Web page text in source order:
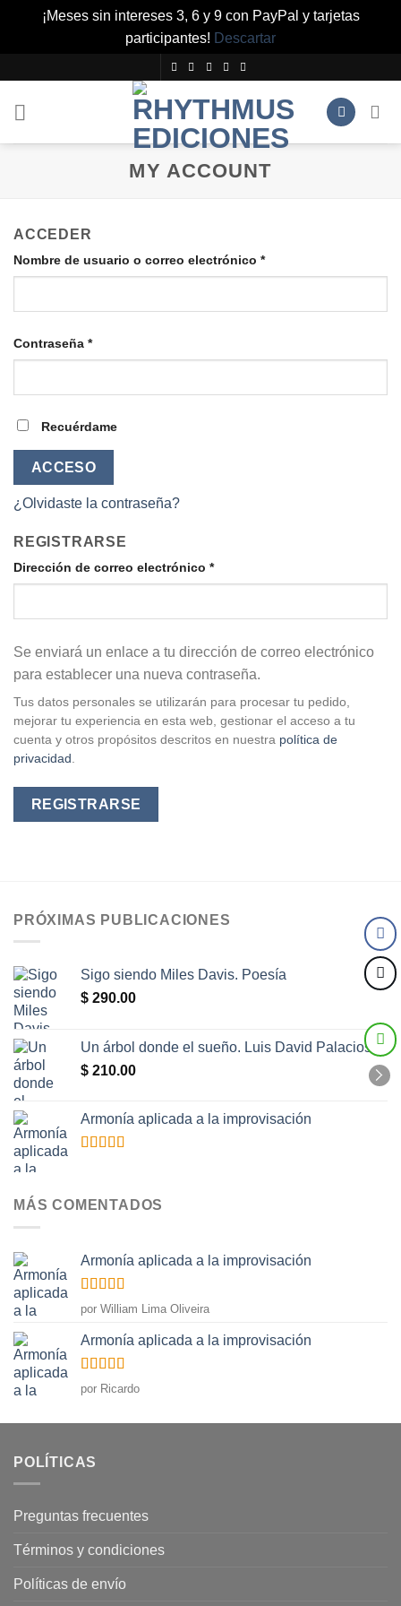
¡Meses sin intereses 3, 6 y 9 con PayPal y tarjetas
participantes! Descartar
contenido
MY ACCOUNT
ACCEDER
Nombre de usuario o correo electrónico *Obligatorio
Contraseña *Obligatorio
Recuérdame
ACCESO
¿Olvidaste la contraseña?
REGISTRARSE
Dirección de correo electrónico *Obligatorio
Se enviará un enlace a tu dirección de correo electrónico
para establecer una nueva contraseña.
Tus datos personales se utilizarán para procesar tu pedido,
mejorar tu experiencia en esta web, gestionar el acceso a tu
cuenta y otros propósitos descritos en nuestra política de
privacidad .
REGISTRARSE
PRÓXIMAS PUBLICACIONES
Sigo siendo Miles Davis. Poesía
$ 290.00
Un árbol donde el sueño. Luis David Palacios
$ 210.00
Armonía aplicada a la improvisación
MÁS COMENTADOS
Armonía aplicada a la improvisación
Valorado
con
por William Lima Oliveira
Armonía aplicada a la improvisación
Valorado
con
por Ricardo
POLÍTICAS
Preguntas frecuentes
Términos y condiciones
Políticas de envío